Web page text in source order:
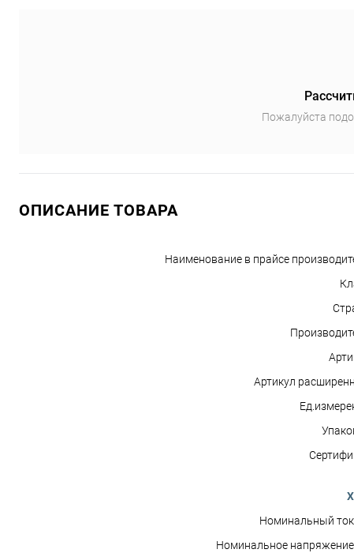
Пожалуйста
ОПИСАНИЕ ТОВАРА
Наименование в прайсе
Артикул
Номинальный
Номинальное